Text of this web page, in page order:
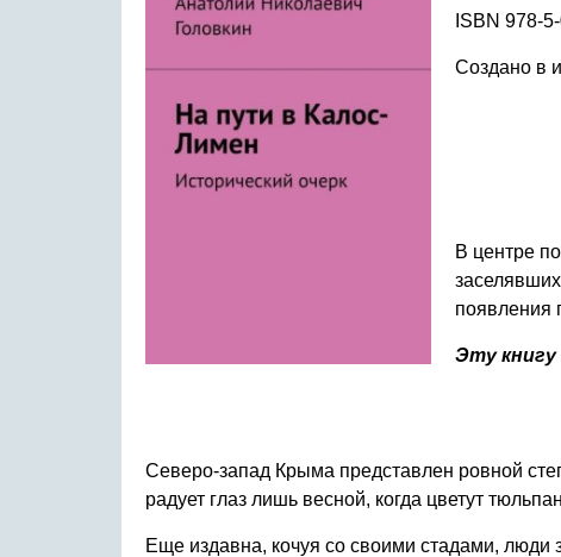
ISBN 978-
Создано в
В центре
появления
Эту книгу
Северо-запад Крыма представлен ровной
радует глаз лишь весной, когда цветут
Еще издавна, кочуя со своими стадами, люди